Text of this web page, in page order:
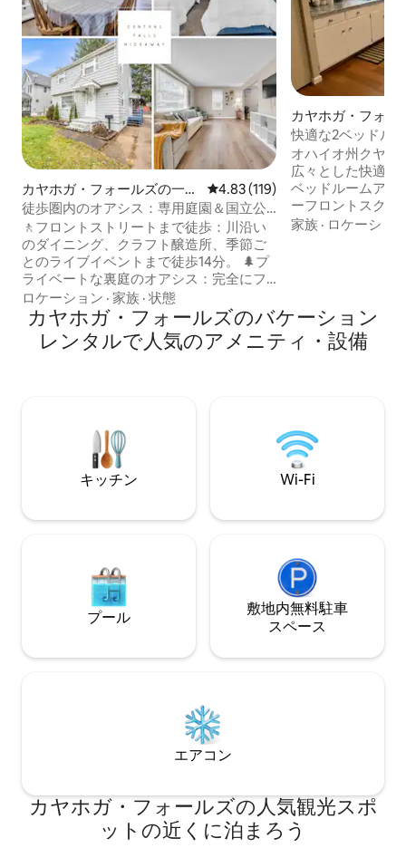
カヤホガ・フォールズの一軒
家
レビュー119件、5つ星中4.83つ
4.83 (119)
徒歩圏内のオアシス：専用庭園＆国立公
園まで6マイル
🚶フロントストリートまで徒歩：川沿い
のダイニング、クラフト醸造所、季節ご
とのライブイベントまで徒歩14分。 🌲プ
ライベートな裏庭のオアシス：完全にフ
ェンスで囲まれており、遊び場があり、
成熟した松の木に囲まれています 📍中央
ベースキャンプ：カヤホガバレー国立公
園（6マイル）、ブロッサム音楽センタ
家には、高速Wi-Fi、スマートテレビ、プ
ロが清掃したインテリアが備わっていま
ロケーション · 家族 · 状態
カヤホガ・フォー
ション・アパート
快適な2ベッドル
バーフロントまで
オハイオ州クヤホ
広々とした快適で
ベッドルームアパー
ーフロントスクエ
ンターテイメント
ル未満！ 花崗岩のカウンタートップを備
えた広くて新し
れた専用パティオ
家族 · ロケーショ
カヤホガ・フォールズのバケーション
レンタルで人気のアメニティ・設備
キッチン Wi-Fi
プール
敷地内無料駐⁠車
ス⁠ペ⁠ー⁠ス
エアコン
カヤホガ・フォールズの人気観光スポ
ットの近くに泊まろう